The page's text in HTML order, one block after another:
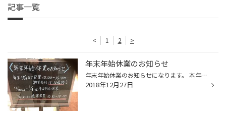
記事一覧
< 1 2 >
年末年始休業のお知らせ
年末年始休業のお知らせになります。 本年は、１２月２９日の１５時迄の営業となります。（最終受付１４：３０） ３０日から来年１月４日まで年末年始休業になります。 １月５日より通常営業になります。 今晩から年末大寒波の予報がでてますが、皆様はタイヤ交換はもう終えてますか？ 年末年始にお...
2018年12月27日